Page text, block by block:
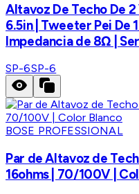
Altavoz De Techo De
6.5in | Tweeter Pei De
Impedancia de 8Ω |
SP-6SP-6
BOSE PROFESSIONAL
Par de Altavoz de
16ohms | 70/100V |